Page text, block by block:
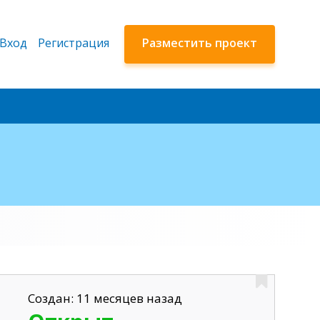
Создан: 11 месяцев назад
Вход Регистрация Разместить проект